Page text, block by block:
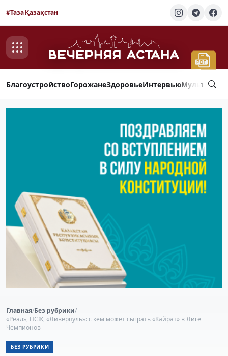
#Таза Қазақстан
БлагоустройствоГорожанеЗдоровьеИнтервью
Главная/Без рубрики/
«Реал», ПСЖ, «Ливерпуль»: с кем может сыграть «Кайрат» в Лиге
Чемпионов
БЕЗ РУБРИКИ